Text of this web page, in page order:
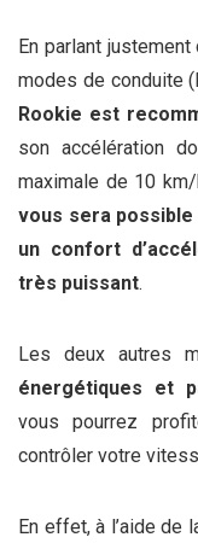
En parlant
modes de conduite
Rookie est
son accélération
maximale de 10 km/
vous sera possible
un confort
très puissant.
Les deux autres
énergétiques et
vous pourrez
contrôler votre
En effet, à l’aide de